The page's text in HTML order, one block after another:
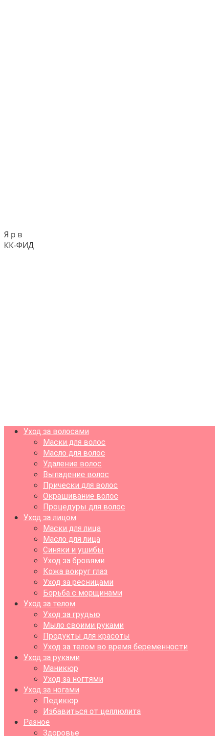
Я р в
КК-ФИД
Уход за волосами
Маски для волос
Масло для волос
Удаление волос
Выпадение волос
Прически для волос
Окрашивание волос
Процедуры для волос
Уход за лицом
Маски для лица
Масло для лица
Синяки и ушибы
Уход за бровями
Кожа вокруг глаз
Уход за ресницами
Борьба с морщинами
Уход за телом
Уход за грудью
Мыло своими руками
Продукты для красоты
Уход за телом во время беременности
Уход за руками
Маникюр
Уход за ногтями
Уход за ногами
Педикюр
Избавиться от целлюлита
Разное
Здоровье